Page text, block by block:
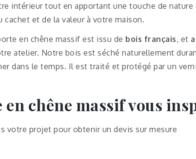
intérieur tout en apportant une touche de nature
et de la valeur à votre maison.
en chêne massif est issu de bois français, et
atelier. Notre bois est séché naturellement
dans le temps. Il est traité et protégé par un
en chêne massif vous
votre projet pour obtenir un devis sur mesure